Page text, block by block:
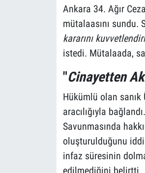
Ankara 34. Ağır
mütalaasını sundu.
kararını
istedi. Mütalaada,
"Cinayetten
Hükümlü olan sanık
aracılığıyla
Savunmasında
oluşturulduğunu
infaz süresinin
edilmediğini belirtti.